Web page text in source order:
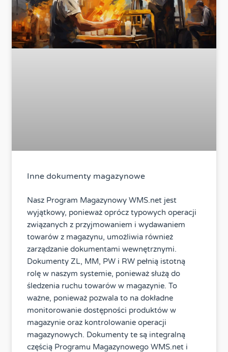
Inne dokumenty magazynowe
Nasz Program Magazynowy WMS.net jest
wyjątkowy, ponieważ oprócz typowych operacji
związanych z przyjmowaniem i wydawaniem
towarów z magazynu, umożliwia również
zarządzanie dokumentami wewnętrznymi.
Dokumenty ZL, MM, PW i RW pełnią istotną
rolę w naszym systemie, ponieważ służą do
śledzenia ruchu towarów w magazynie. To
ważne, ponieważ pozwala to na dokładne
monitorowanie dostępności produktów w
magazynie oraz kontrolowanie operacji
magazynowych. Dokumenty te są integralną
częścią Programu Magazynowego WMS.net i